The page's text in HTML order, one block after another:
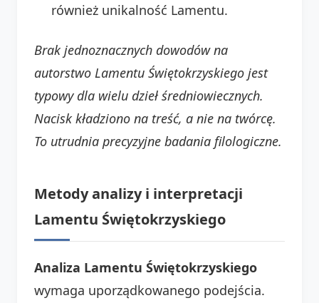
również unikalność Lamentu.
Brak jednoznacznych dowodów na
autorstwo Lamentu Świętokrzyskiego jest
typowy dla wielu dzieł średniowiecznych.
Nacisk kładziono na treść, a nie na twórcę.
To utrudnia precyzyjne badania filologiczne.
Metody analizy i interpretacji
Lamentu Świętokrzyskiego
Analiza Lamentu Świętokrzyskiego
wymaga uporządkowanego podejścia.